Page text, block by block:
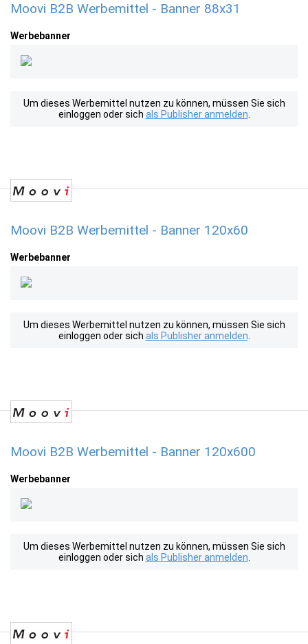
Moovi B2B Werbemittel - Banner 88x31
Werbebanner
Um dieses Werbemittel nutzen zu können, müssen Sie sich
einloggen oder sich als Publisher anmelden
Moovi B2B Werbemittel - Banner 120x60
Werbebanner
Um dieses Werbemittel nutzen zu können, müssen Sie sich
einloggen oder sich als Publisher anmelden
Moovi B2B Werbemittel - Banner 120x600
Werbebanner
Um dieses Werbemittel nutzen zu können, müssen Sie sich
einloggen oder sich als Publisher anmelden